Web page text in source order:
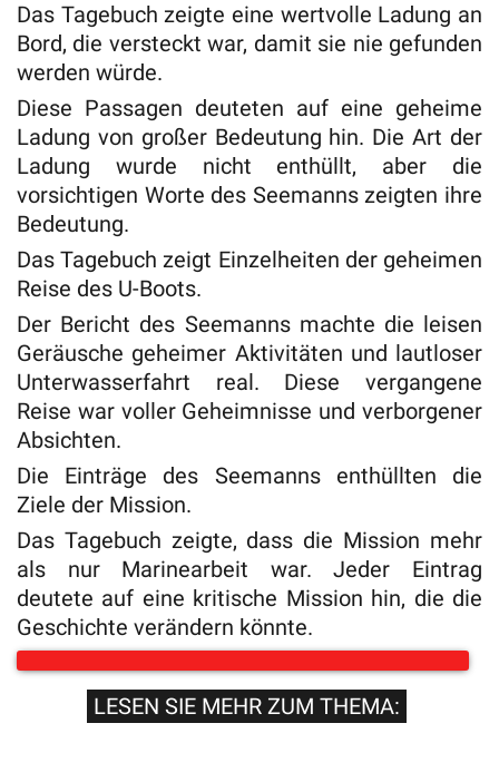
Das Tagebuch zeigte eine wertvolle Ladung an
Bord, die versteckt war, damit sie nie gefunden
werden würde.
Diese Passagen deuteten auf eine geheime
Ladung von großer Bedeutung hin. Die Art der
Ladung wurde nicht enthüllt, aber die
vorsichtigen Worte des Seemanns zeigten ihre
Bedeutung.
Das Tagebuch zeigt Einzelheiten der geheimen
Reise des U-Boots.
Der Bericht des Seemanns machte die leisen
Geräusche geheimer Aktivitäten und lautloser
Unterwasserfahrt real. Diese vergangene
Reise war voller Geheimnisse und verborgener
Absichten.
Die Einträge des Seemanns enthüllten die
Ziele der Mission.
Das Tagebuch zeigte, dass die Mission mehr
als nur Marinearbeit war. Jeder Eintrag
deutete auf eine kritische Mission hin, die die
Geschichte verändern könnte.
LESEN SIE MEHR ZUM THEMA: